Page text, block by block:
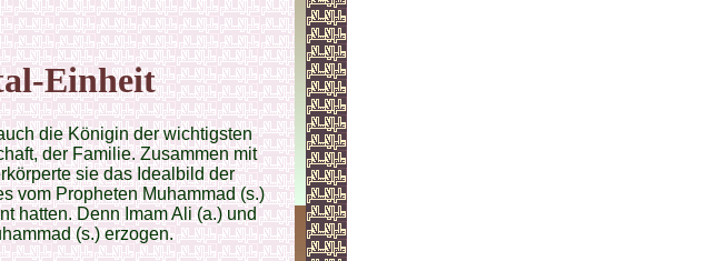
Einheit
die Königin der wichtigsten
der Familie. Zusammen mit
sie das Idealbild der
vom Propheten Muhammad (s.)
hatten. Denn Imam Ali (a.) und
(s.) erzogen.